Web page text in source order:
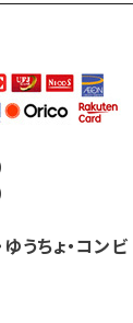
うちょ・コンビ